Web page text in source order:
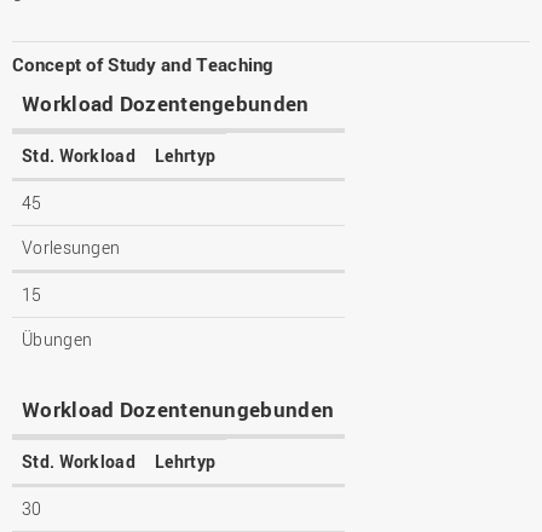
Concept of Study and Teaching
Workload Dozentengebunden
Std. Workload Lehrtyp
45
Vorlesungen
15
Übungen
Workload Dozentenungebunden
Std. Workload Lehrtyp
30